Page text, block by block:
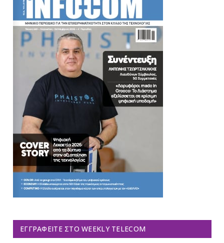
ΕΓΓΡΑΦΕΊΤΕ ΣΤΟ WEEKLY TELECOM